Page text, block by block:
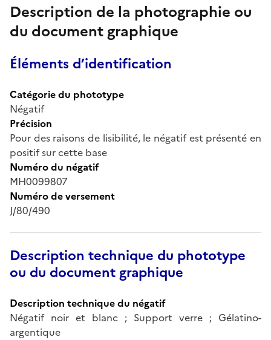
Description de la photographie ou
du document graphique
Éléments d’identification
Catégorie du phototype
Négatif
Précision
Pour des raisons de lisibilité, le négatif est présenté en
positif sur cette base
Numéro du négatif
MH0099807
Numéro de versement
J/80/490
Description technique du phototype
ou du document graphique
Description technique du négatif
Négatif noir et blanc ; Support verre ; Gélatino-
argentique